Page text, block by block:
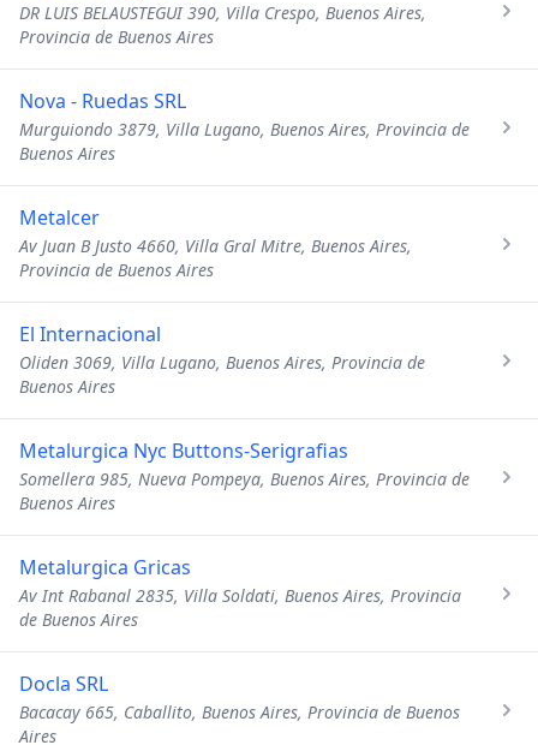
DR LUIS BELAUSTEGUI 390, Villa Crespo, Buenos Aires,
Provincia de Buenos Aires
Nova - Ruedas SRL
Murguiondo 3879, Villa Lugano, Buenos Aires, Provincia de
Buenos Aires
Metalcer
Av Juan B Justo 4660, Villa Gral Mitre, Buenos Aires,
Provincia de Buenos Aires
El Internacional
Oliden 3069, Villa Lugano, Buenos Aires, Provincia de
Buenos Aires
Metalurgica Nyc Buttons-Serigrafias
Somellera 985, Nueva Pompeya, Buenos Aires, Provincia de
Buenos Aires
Metalurgica Gricas
Av Int Rabanal 2835, Villa Soldati, Buenos Aires, Provincia
de Buenos Aires
Docla SRL
Bacacay 665, Caballito, Buenos Aires, Provincia de Buenos
Aires